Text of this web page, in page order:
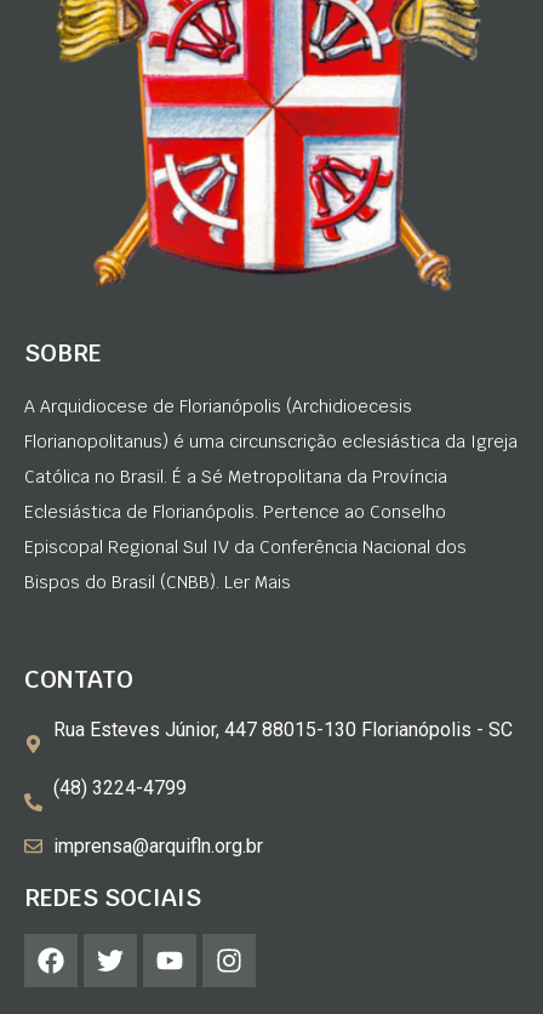
SOBRE
A Arquidiocese de Florianópolis (Archidioecesis
Florianopolitanus) é uma circunscrição eclesiástica da Igreja
Católica no Brasil. É a Sé Metropolitana da Província
Eclesiástica de Florianópolis. Pertence ao Conselho
Episcopal Regional Sul IV da Conferência Nacional dos
Bispos do Brasil (CNBB). Ler Mais
CONTATO
Rua Esteves Júnior, 447 88015-130 Florianópolis - SC
(48) 3224-4799
imprensa@arquifln.org.br
REDES SOCIAIS